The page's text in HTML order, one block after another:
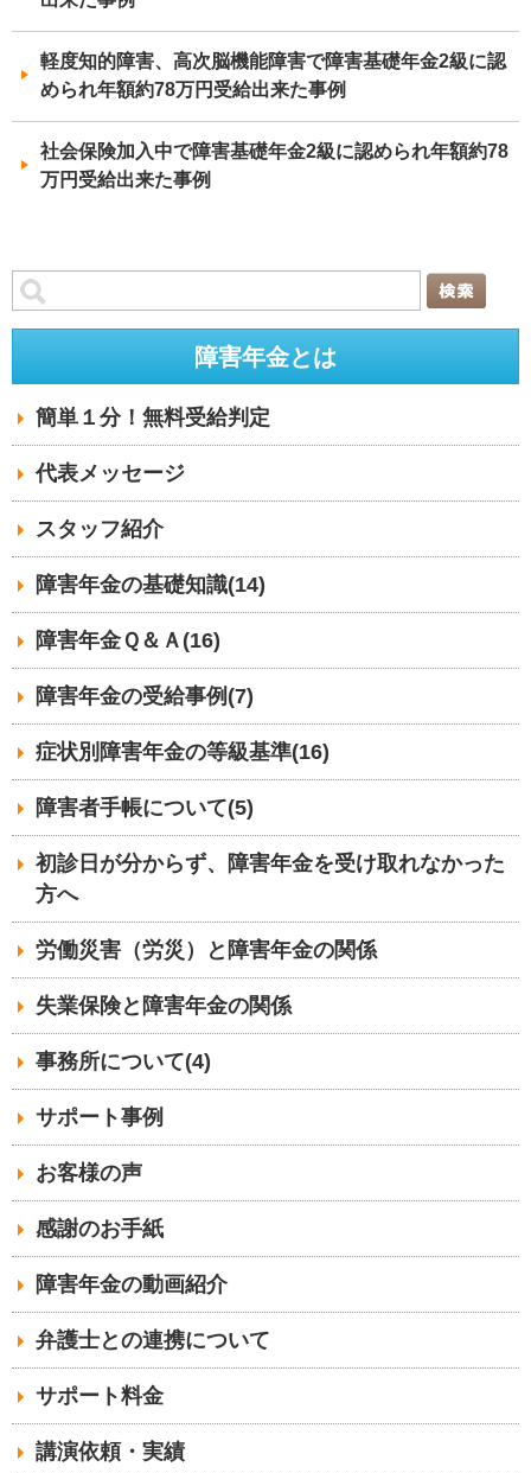
軽度知的障害、高次脳機能障害で障害基礎年金2級に認
められ年額約78万円受給出来た事例
社会保険加入中で障害基礎年金2級に認められ年額約78
万円受給出来た事例
障害年金とは
簡単１分！無料受給判定
代表メッセージ
スタッフ紹介
障害年金の基礎知識(14)
障害年金Ｑ＆Ａ(16)
障害年金の受給事例(7)
症状別障害年金の等級基準(16)
障害者手帳について(5)
初診日が分からず、障害年金を受け取れなかった
方へ
労働災害（労災）と障害年金の関係
失業保険と障害年金の関係
事務所について(4)
サポート事例
お客様の声
感謝のお手紙
障害年金の動画紹介
弁護士との連携について
サポート料金
講演依頼・実績